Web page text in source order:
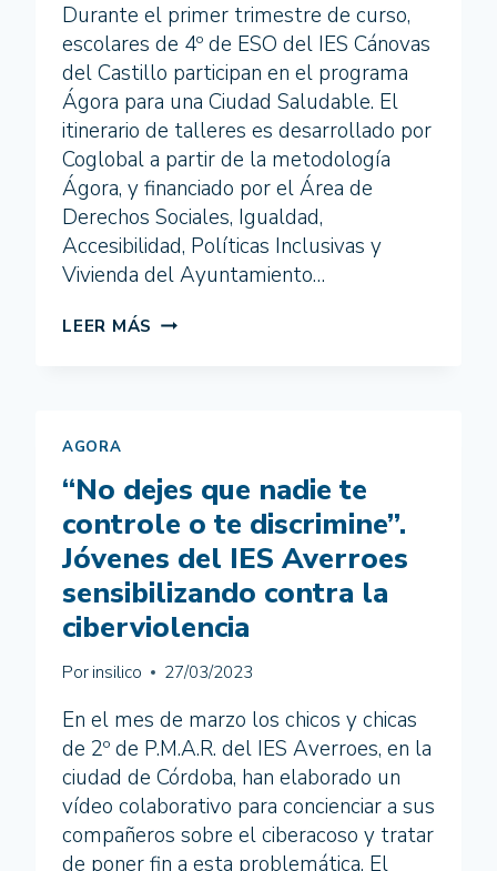
EL
ACOSO
ESCOLAR
Durante el primer trimestre de curso,
escolares de 4º de ESO del IES Cánovas
del Castillo participan en el programa
Ágora para una Ciudad Saludable. El
itinerario de talleres es desarrollado por
Coglobal a partir de la metodología
Ágora, y financiado por el Área de
Derechos Sociales, Igualdad,
Accesibilidad, Políticas Inclusivas y
Vivienda del Ayuntamiento…
LEER MÁS JÓVENES
¿LLEVAMOS
UN
ESTILO
DE
VIDA
SALUDABLE?
AGORA
“No dejes que nadie te
controle o te discrimine”.
Jóvenes del IES Averroes
sensibilizando contra la
ciberviolencia
Por insilico 27/03/2023
En el mes de marzo los chicos y chicas
de 2º de P.M.A.R. del IES Averroes, en la
ciudad de Córdoba, han elaborado un
vídeo colaborativo para concienciar a sus
compañeros sobre el ciberacoso y tratar
de poner fin a esta problemática. El